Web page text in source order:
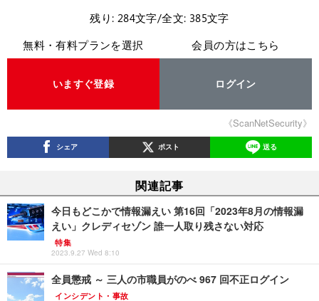
残り: 284文字/全文: 385文字
無料・有料プランを選択
いますぐ登録
会員の方はこちら
ログイン
《ScanNetSecurity》
シェア ポスト 送る
関連記事
今日もどこかで情報漏えい 第16回「2023年8月の情報漏
えい」クレディセゾン 誰一人取り残さない対応
特集
2023.9.27 Wed 8:10
全員懲戒 ～ 三人の市職員がのべ 967 回不正ログイン
インシデント・事故